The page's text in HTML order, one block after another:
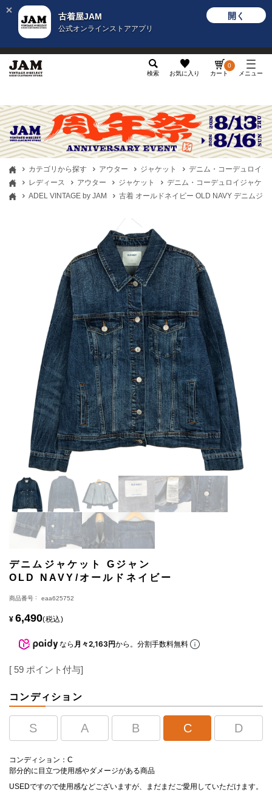
古着屋JAM
公式オンラインストアアプリ
開く
検索 お気に入り カート
0
メニュー
カテゴリから探す アウター ジャケット
デニム・コーデュロイジ
レディース
アウター ジャケット
デニム・コーデュロイジャケッ
ADEL VINTAGE by JAM
古着 オールドネイビー OLD NAVY デニムジ
デニムジャケット Gジャン
OLD NAVY/オールドネイビー
商品番号 eaa625752
¥ 6,490 税込
なら 月々2,163円から。分割手数料無料
[ 59 ポイント付与]
コンディション
S A B C D
コンディション：C
部分的に目立つ使用感やダメージがある商品
USEDですので使用感などございますが、まだまだご愛用していただけます。